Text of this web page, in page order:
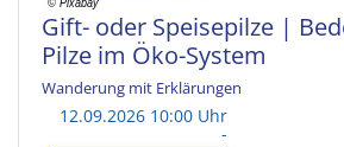
Gift- oder Speisepilze |
Pilze im Öko-System
Wanderung mit Erklärungen
12.09.2026 10:00 Uhr
-